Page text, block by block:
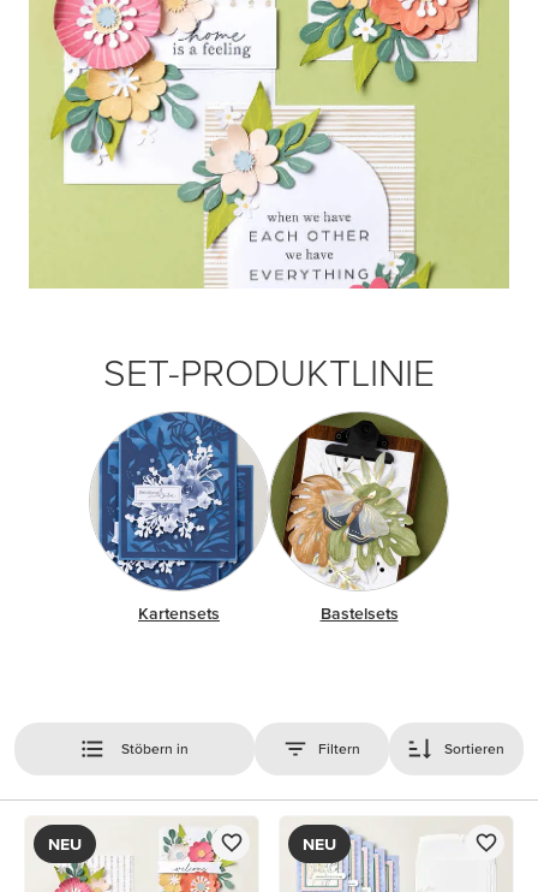
SET-PRODUKTLINIE
Kartensets Bastelsets
Stöbern in Filtern Sortieren
NEU NEU